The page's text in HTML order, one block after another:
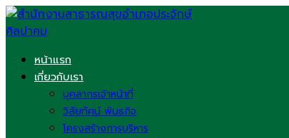
Skip
to
หน้าแรก
เกี่ยวกับเรา
บุคลากรเจ้าหน้าที่
วิสัยทัศน์ พันธกิจ
โครงสร้างการบริหาร